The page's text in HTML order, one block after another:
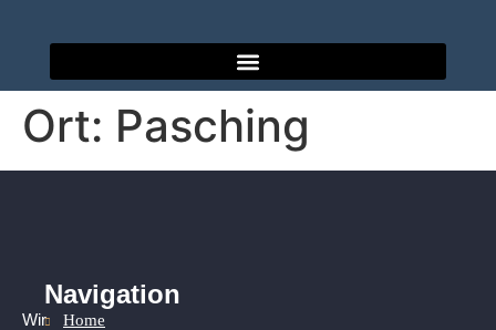
Ort: Pasching
Wir
Navigation
Home